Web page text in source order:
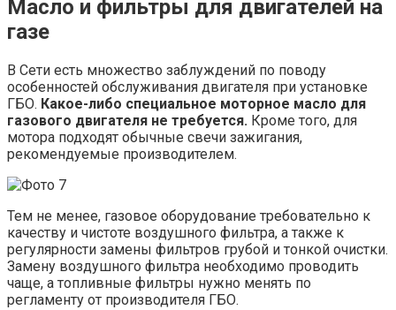
Масло и фильтры для двигателей на
газе
В Сети есть множество заблуждений по поводу
особенностей обслуживания двигателя при установке
ГБО. Какое-либо специальное моторное масло для
газового двигателя не требуется. Кроме того, для
мотора подходят обычные свечи зажигания,
рекомендуемые производителем.
Тем не менее, газовое оборудование требовательно к
качеству и чистоте воздушного фильтра, а также к
регулярности замены фильтров грубой и тонкой очистки.
Замену воздушного фильтра необходимо проводить
чаще, а топливные фильтры нужно менять по
регламенту от производителя ГБО.